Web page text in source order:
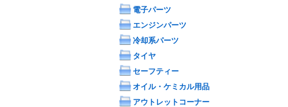
電子パーツ
エンジンパーツ
冷却系パーツ
タイヤ
セーフティー
オイル・ケミカル用品
アウトレットコーナー